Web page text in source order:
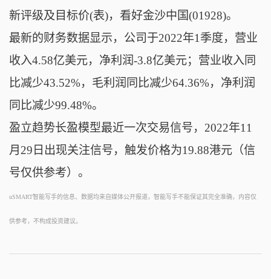
新评级及目标价(表)，看好金沙中国(01928)。
最新的财务数据显示，公司于2022年1季度，营业
收入4.58亿美元，净利润-3.8亿美元；营业收入同
比减少43.52%，毛利润同比减少64.36%，净利润
同比减少99.48%。
盈立趋势长盈模型最近一次交易信号，2022年11
月29日出现关注信号，触发价格为19.88港元（信
号仅供参考）。
uSMART智能写手的信息、数据均来自媒体公开报道，智能写手不能保证其完全准确，内容仅
供参考，不构成投资建议。